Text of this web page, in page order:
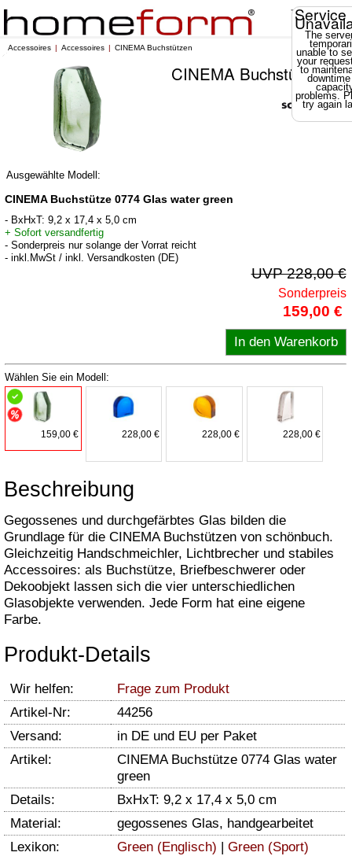
Service
The
unable to
your
to
problems.
try again
Accessoires Accessoires CINEMA Buchstützen
CINEMA Buchstützen
Ausgewählte Modell:
CINEMA Buchstütze 0774 Glas water green
- BxHxT: 9,2 x 17,4 x 5,0 cm
+ Sofort versandfertig
- Sonderpreis nur solange der Vorrat reicht
- inkl.MwSt / inkl. Versandkosten (DE)
UVP 228,00 €
Sonderpreis
159,00 €
Wählen Sie ein Modell:
159,00 € 228,00 € 228,00 € 228,00 €
Beschreibung
Gegossenes und durchgefärbtes Glas bilden die
Grundlage für die CINEMA Buchstützen von schönbuch.
Gleichzeitig Handschmeichler, Lichtbrecher und stabiles
Accessoires: als Buchstütze, Briefbeschwerer oder
Dekoobjekt lassen sich die vier unterschiedlichen
Glasobjekte verwenden. Jede Form hat eine eigene
Farbe.
Produkt-Details
Wir helfen:
Frage zum Produkt
Artikel-Nr:
44256
Versand:
in DE und EU per Paket
Artikel:
CINEMA Buchstütze 0774 Glas water
green
Details:
BxHxT: 9,2 x 17,4 x 5,0 cm
Material:
gegossenes Glas, handgearbeitet
Lexikon:
Green (Englisch) Green (Sport)